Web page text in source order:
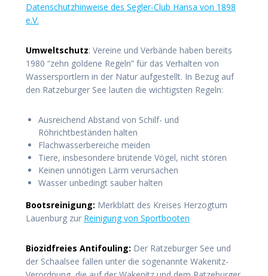
Datenschutzhinweise des Segler-Club Hansa von 1898
e.V.
Umweltschutz: Vereine und Verbände haben bereits
1980 “zehn goldene Regeln” für das Verhalten von
Wassersportlern in der Natur aufgestellt. In Bezug auf
den Ratzeburger See lauten die wichtigsten Regeln:
Ausreichend Abstand von Schilf- und
Röhrichtbeständen halten
Flachwasserbereiche meiden
Tiere, insbesondere brütende Vögel, nicht stören
Keinen unnötigen Lärm verursachen
Wasser unbedingt sauber halten
Bootsreinigung: Merkblatt des Kreises Herzogtum
Lauenburg zur Reinigung von Sportbooten
Biozidfreies Antifouling: Der Ratzeburger See und
der Schaalsee fallen unter die sogenannte Wakenitz-